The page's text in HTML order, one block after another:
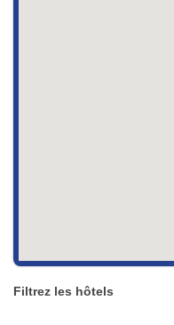
Filtrez les hôtels